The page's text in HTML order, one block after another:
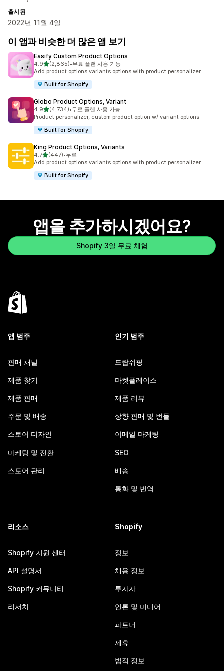
출시됨
2022년 11월 4일
이 앱과 비슷한 더 많은 앱 보기
Easify Custom Product Options
4.9별 5개 중
(2,865)
총 리뷰 2865개
•무료 플랜 사용 가능
Add product options variants options with product personalizer
Built for Shopify
Globo Product Options, Variant
4.9별 5개 중
(4,734)
총 리뷰 4734개
•무료 플랜 사용 가능
Product personalizer, custom product option w/ variant options
Built for Shopify
King Product Options, Variants
4.7별 5개 중
(447)
총 리뷰 447개
•무료
Add product options variants options with product personalizer
Built for Shopify
앱을 추가하시겠어요?
Shopify 3일 무료 체험
앱 범주
판매 채널
제품 찾기
제품 판매
주문 및 배송
스토어 디자인
마케팅 및 전환
스토어 관리
인기 범주
드랍쉬핑
마켓플레이스
제품 리뷰
상향 판매 및 번들
이메일 마케팅
SEO
배송
통화 및 번역
리소스
Shopify 지원 센터
API 설명서
Shopify 커뮤니티
리서치
Shopify
정보
채용 정보
투자자
언론 및 미디어
파트너
제휴
법적 정보